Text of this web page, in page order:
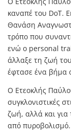
καναπέ του DoT.
Θανάση
τρόπο που
ενώ ο personal
άλλαξε τη ζωή
έφτασε ένα βήμα
Ο Ετεοκλής
συγκλονιστικές
ζωή, αλλά και για
από πυροβολισμό.